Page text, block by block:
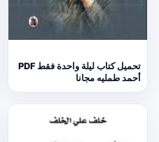
تحميل كتاب ليلة واحدة فقط PDF
أحمد طمليه مجانا